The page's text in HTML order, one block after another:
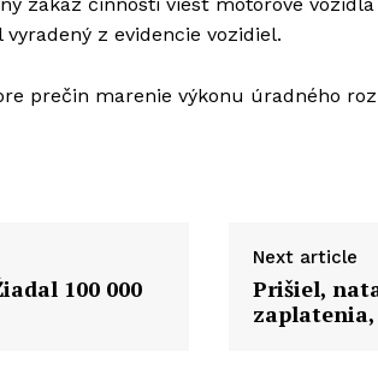
z evidencie vozidiel.
prečin marenie výkonu úradného
100 000
Next article
Prišiel,